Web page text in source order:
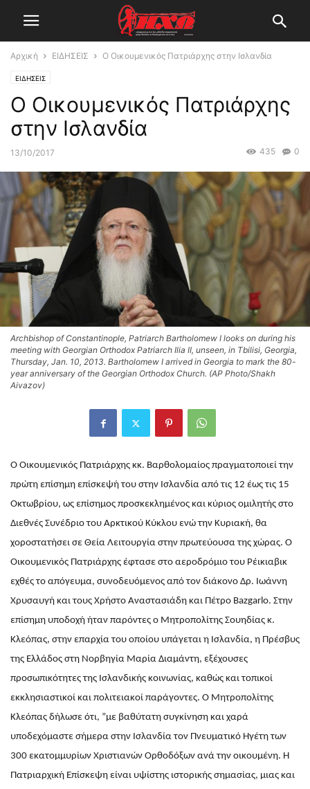
Αρχική ΕΙΔΗΣΕΙΣ Ο Οικουμενικός Πατριάρχης στην Ισλανδία
ΕΙΔΗΣΕΙΣ
Ο Οικουμενικός Πατριάρχης
στην Ισλανδία
13/10/2017 0
435
Archbishop of Constantinople, Patriarch Bartholomew I looks on during his
meeting with Georgian Orthodox Patriarch Ilia II, unseen, in Tbilisi, Georgia,
Thursday, Jan. 10, 2013. Bartholomew I arrived in Georgia to mark the 80-
year anniversary of the Georgian Orthodox Church. (AP Photo/Shakh
Aivazov)
Ο Οικουμενικός Πατριάρχης κκ. Βαρθολομαίος πραγματοποιεί την
πρώτη επίσημη επίσκεψή του στην Ισλανδία από τις 12 έως τις 15
Οκτωβρίου, ως επίσημος προσκεκλημένος και κύριος ομιλητής στο
Διεθνές Συνέδριο του Αρκτικού Κύκλου ενώ την Κυριακή, θα
χοροστατήσει σε Θεία Λειτουργία στην πρωτεύουσα της χώρας. Ο
Οικουμενικός Πατριάρχης έφτασε στο αεροδρόμιο του Ρέικιαβικ
εχθές το απόγευμα, συνοδευόμενος από τον διάκονο Δρ. Ιωάννη
Χρυσαυγή και τους Χρήστο Αναστασιάδη και Πέτρο Bazgarlo. Στην
επίσημη υποδοχή ήταν παρόντες ο Μητροπολίτης Σουηδίας κ.
Κλεόπας, στην επαρχία του οποίου υπάγεται η Ισλανδία, η Πρέσβυς
της Ελλάδος στη Νορβηγία Μαρία Διαμάντη, εξέχουσες
προσωπικότητες της Ισλανδικής κοινωνίας, καθώς και τοπικοί
εκκλησιαστικοί και πολιτειακοί παράγοντες. Ο Μητροπολίτης
Κλεόπας δήλωσε ότι, ”με βαθύτατη συγκίνηση και χαρά
υποδεχόμαστε σήμερα στην Ισλανδία τον Πνευματικό Ηγέτη των
300 εκατομμυρίων Χριστιανών Ορθοδόξων ανά την οικουμένη. Η
Πατριαρχική Επίσκεψη είναι υψίστης ιστορικής σημασίας, μιας και